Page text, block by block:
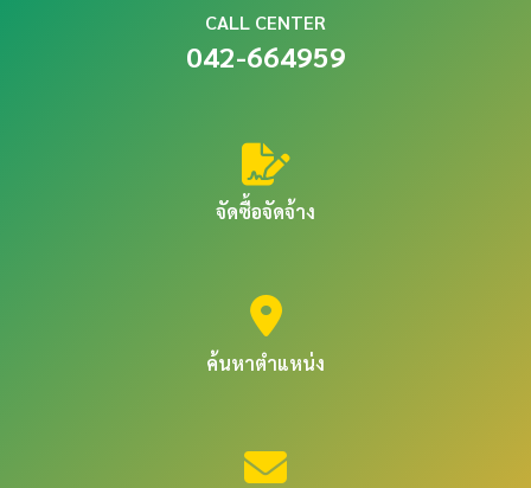
CALL CENTER
042-664959
จัดซื้อจัดจ้าง
ค้นหาตำแหน่ง